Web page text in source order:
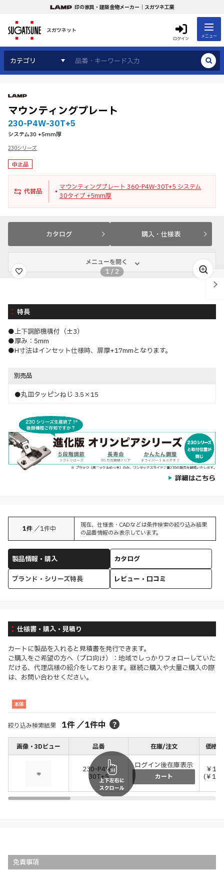
印の家具・建築金物メーカー｜スガツネ工業
スガツネット
ログイン メニュー
カテゴリ
マウンティングプレート
230-P4W-30T+5
システム30 +5mm厚
230シリーズ
中止品
代替品
マウンティングプレート 360-P4W-30T+5 システム
30タイプ +5mm厚
カタログ 購入・仕様表
メニューを開く
1 / 2
特長
●上下調節機構付（±3）
●厚み：5mm
●H寸法はインセット仕様時、扉厚+17mmとなります。
別売品
●丸皿タッピンねじ 3.5×15
1件 ／1件中
現在、仕様表・CADなどは条件検索の絞り込み結果
の品番情報のみ表示しています。
製品情報・購入
カタログ
ブランド・シリーズ特長
レビュー・口コミ
仕様書・購入・見積り
カートに製品を入れると見積書を発行できます。
ご購入をご希望の方へ（プロ向け）：地域でしっかりフォローしていた
だける、代理店様の紹介をしております。継続ご購入や大量ご購入の際
は、お問い合わせください。
本体
絞り込み検索結果 1件／1件中
画像・3Dビュー 品番 在庫/注文 価格(
230-P4W-
30T+5
ログイン後在庫表示
カート
￥
(￥
免責事項